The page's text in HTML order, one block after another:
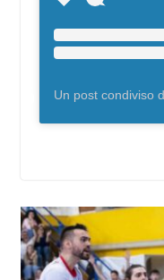
Un post condiviso da Roma